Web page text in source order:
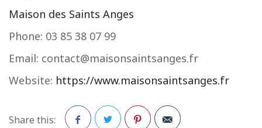
Maison des Saints Anges
Phone: 03 85 38 07 99
Email: contact@maisonsaintsanges.fr
Website: https://www.maisonsaintsanges.fr
Share this: